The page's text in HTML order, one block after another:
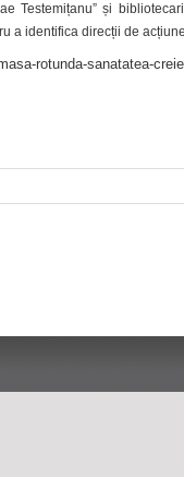
Testemițanu” și
a identifica direcții de
rotunda-sanatatea-